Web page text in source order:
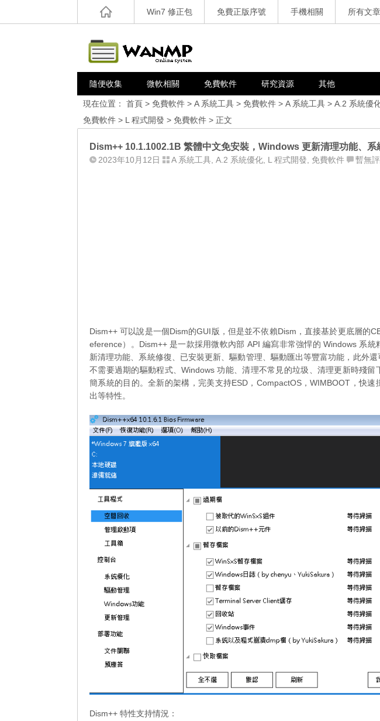
Win7 修正包 免費正版序號 手機相關 所有文章
隨便收集 微軟相關 免費軟件 研究資源 其他
現在位置： 首頁 > 免費軟件 > A 系統工具 > 免費軟件 > A 系統工具 > A.2 系統優
免費軟件 > L 程式開發 > 免費軟件 > 正文
Dism++ 10.1.1002.1B 繁體中文免安裝，Windows 更新清理功能、系
2023年10月12日 A 系統工具 A.2 系統優化 L 程式開發 免費軟件 暫無
Dism++ 可以說是一個Dism的GUI版，但是並不依賴Dism，直接基於更底層的
eference）。Dism++ 是一款採用微軟內部 API 編寫非常強悍的 Windows 系
新清理功能、系統修復、已安裝更新、驅動管理、驅動匯出等豐富功能，此外
不需要過期的驅動程式、Windows 功能、清理不常見的垃圾、清理更新時殘
簡系統的目的。全新的架構，完美支持ESD，CompactOS，WIMBOOT，快
出等特性。
Dism++ 特性支持情況：